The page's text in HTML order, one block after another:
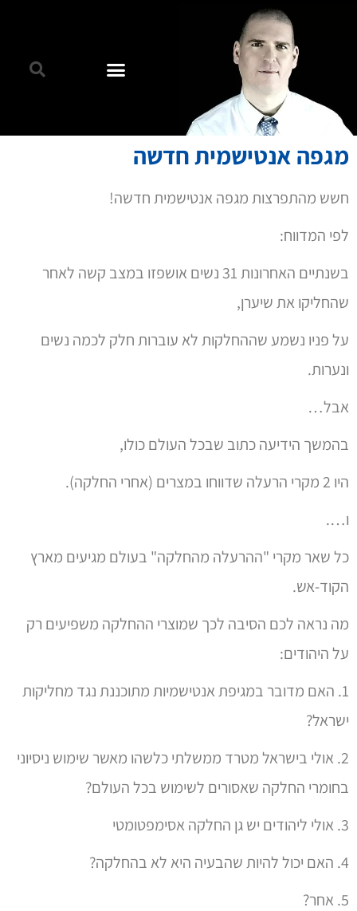
מגפה אנטישמית חדשה
חשש מהתפרצות מגפה אנטישמית חדשה!
לפי המדווח:
בשנתיים האחרונות 31 נשים אושפזו במצב קשה לאחר
שהחליקו את שיערן,
על פניו נשמע שההחלקות לא עוברות חלק לכמה נשים
ונערות.
אבל…
בהמשך הידיעה כתוב שבכל העולם כולו,
היו 2 מקרי הרעלה שדווחו במצרים (אחרי החלקה).
ו….
כל שאר מקרי "ההרעלה מהחלקה" בעולם מגיעים מארץ
הקוד-אש.
מה נראה לכם הסיבה לכך שמוצרי ההחלקה משפיעים רק
על היהודים:
1. האם מדובר במגיפת אנטישמיות מתוכננת נגד מחליקות
ישראל?
2. אולי בישראל מטרד ממשלתי כלשהו מאשר שימוש ניסיוני
בחומרי החלקה שאסורים לשימוש בכל העולם?
3. אולי ליהודים יש גן החלקה אסימפטומטי
4. האם יכול להיות שהבעיה היא לא בהחלקה?
5. אחר?